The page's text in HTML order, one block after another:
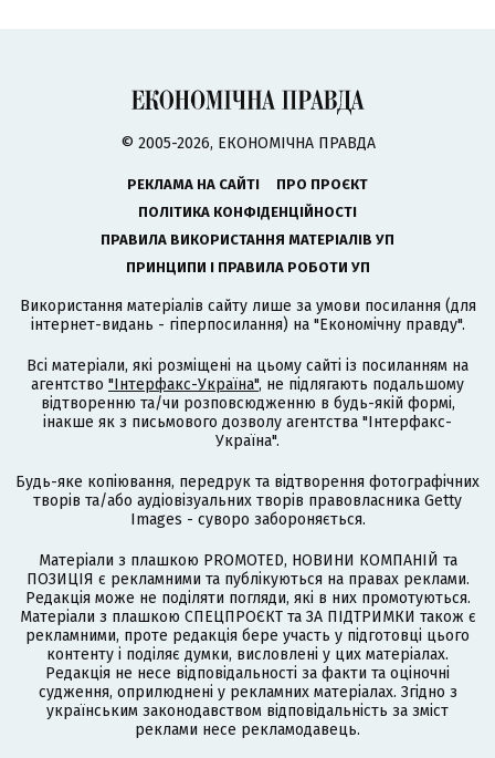
© 2005-2026, ЕКОНОМІЧНА ПРАВДА
РЕКЛАМА НА САЙТІ
ПРО ПРОЄКТ
ПОЛІТИКА КОНФІДЕНЦІЙНОСТІ
ПРАВИЛА ВИКОРИСТАННЯ МАТЕРІАЛІВ УП
ПРИНЦИПИ І ПРАВИЛА РОБОТИ УП
Використання матеріалів сайту лише за умови посилання (для
інтернет-видань - гіперпосилання) на "Економічну правду".
Всі матеріали, які розміщені на цьому сайті із посиланням на
агентство "Інтерфакс-Україна", не підлягають подальшому
відтворенню та/чи розповсюдженню в будь-якій формі,
інакше як з письмового дозволу агентства "Інтерфакс-
Україна".
Будь-яке копіювання, передрук та відтворення фотографічних
творів та/або аудіовізуальних творів правовласника Getty
Images - суворо забороняється.
Матеріали з плашкою PROMOTED, НОВИНИ КОМПАНІЙ та
ПОЗИЦІЯ є рекламними та публікуються на правах реклами.
Редакція може не поділяти погляди, які в них промотуються.
Матеріали з плашкою СПЕЦПРОЄКТ та ЗА ПІДТРИМКИ також є
рекламними, проте редакція бере участь у підготовці цього
контенту і поділяє думки, висловлені у цих матеріалах.
Редакція не несе відповідальності за факти та оціночні
судження, оприлюднені у рекламних матеріалах. Згідно з
українським законодавством відповідальність за зміст
реклами несе рекламодавець.